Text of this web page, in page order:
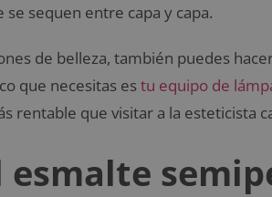
sequen entre capa y capa.
de belleza, también puedes
que necesitas estu equipo de
rentable que visitar a la esteticista
esmalte